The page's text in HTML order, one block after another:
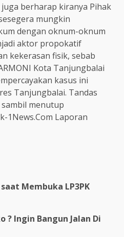
juga berharap kiranya Pihak
mungkin
dengan oknum-oknum
aktor propokatif
kekerasan fisik, sebab
Kota Tanjungbalai
kasus ini
Tanjungbalai. Tandas
sambil menutup
1News.Com Laporan
Membuka LP3PK
? Ingin Bangun Jalan Di